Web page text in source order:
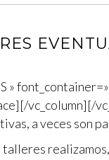
»
vc_column][/
a veces son
talleres